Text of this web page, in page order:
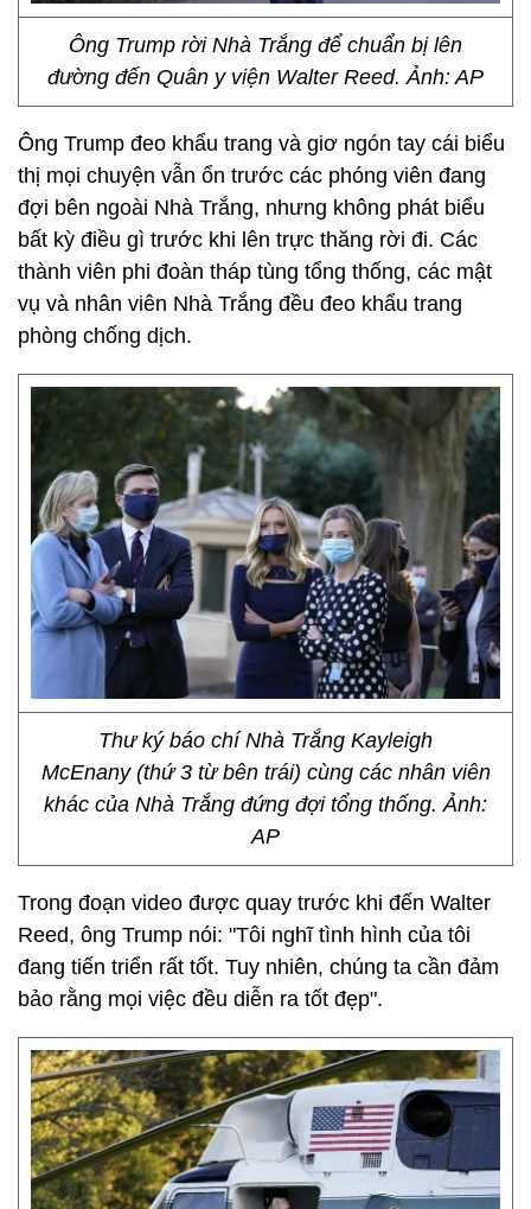
Ông Trump rời Nhà Trắng để chuẩn bị lên
đường đến Quân y viện Walter Reed. Ảnh: AP
Ông Trump đeo khẩu trang và giơ ngón tay cái biểu
thị mọi chuyện vẫn ổn trước các phóng viên đang
đợi bên ngoài Nhà Trắng, nhưng không phát biểu
bất kỳ điều gì trước khi lên trực thăng rời đi. Các
thành viên phi đoàn tháp tùng tổng thống, các mật
vụ và nhân viên Nhà Trắng đều đeo khẩu trang
phòng chống dịch.
Thư ký báo chí Nhà Trắng Kayleigh
McEnany (thứ 3 từ bên trái) cùng các nhân viên
khác của Nhà Trắng đứng đợi tổng thống. Ảnh:
AP
Trong đoạn video được quay trước khi đến Walter
Reed, ông Trump nói: "Tôi nghĩ tình hình của tôi
đang tiến triển rất tốt. Tuy nhiên, chúng ta cần đảm
bảo rằng mọi việc đều diễn ra tốt đẹp".